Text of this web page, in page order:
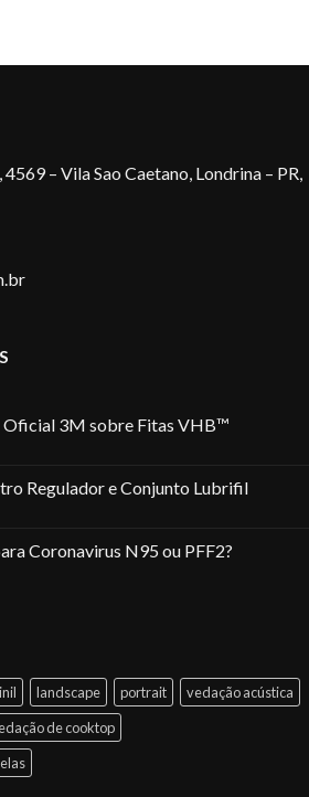
4569 – Vila Sao Caetano, Londrina – PR,
Oficial 3M sobre Fitas VHB™
Regulador e Conjunto Lubrifil
Coronavirus N95 ou PFF2?
landscape portrait
vedação acústica
de cooktop